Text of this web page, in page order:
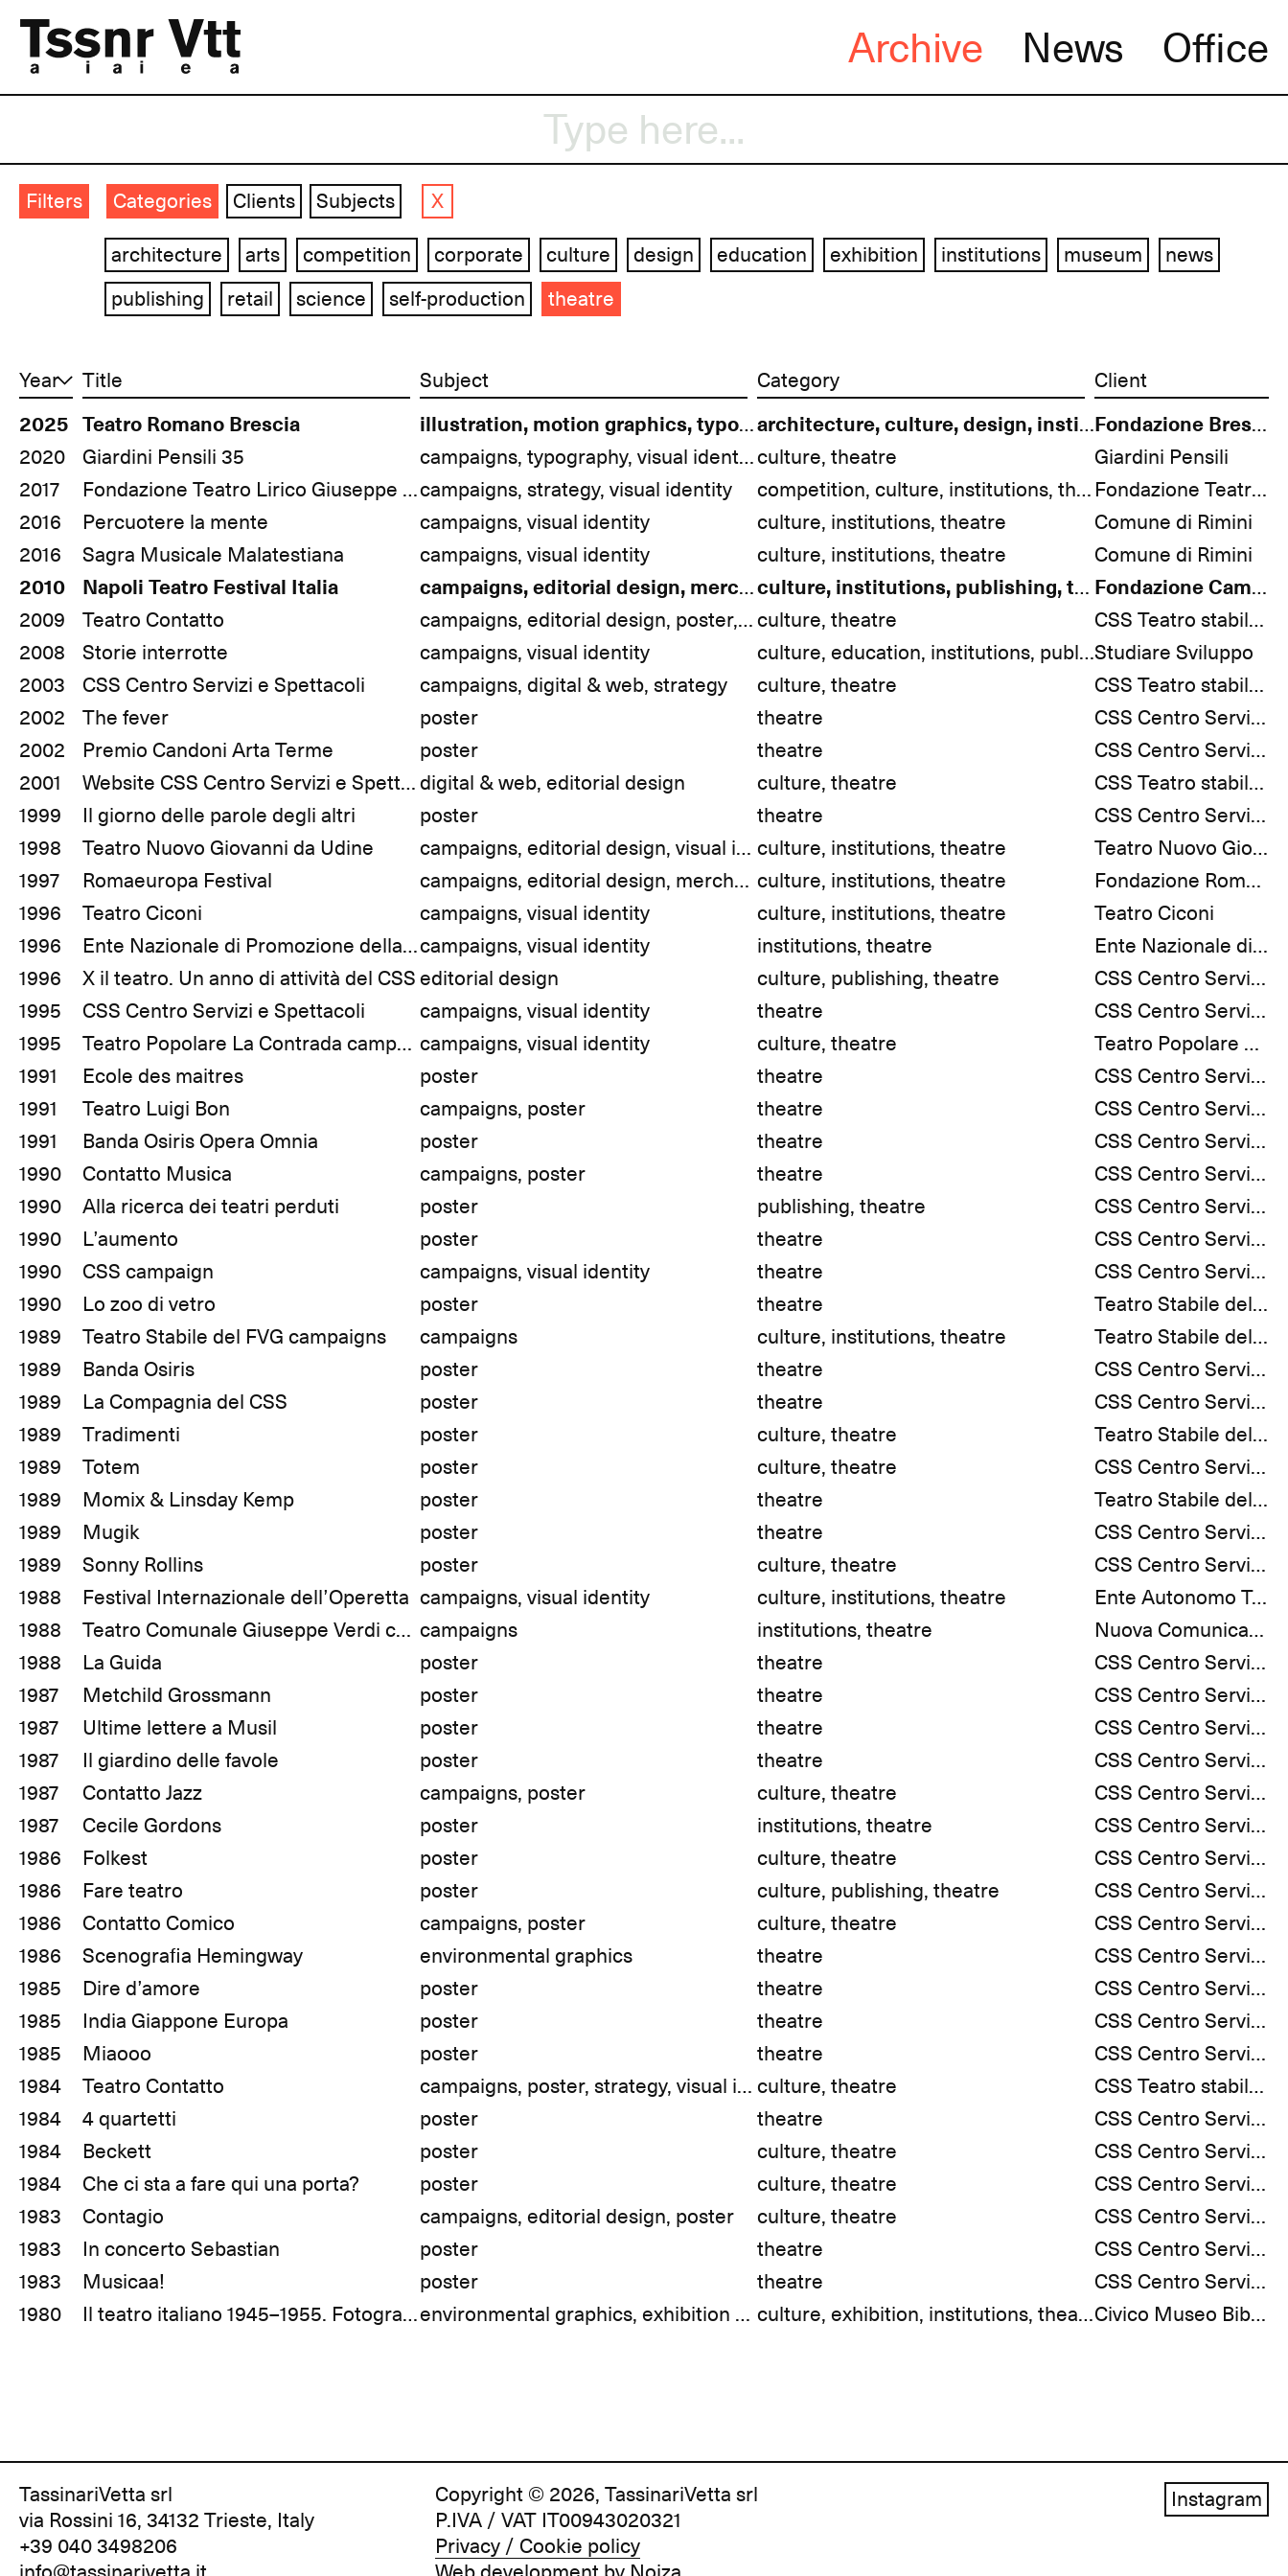
Archive News Office
Filters Categories Clients Subjects X
architecture arts competition corporate culture design education exhibition institutions museum
news
publishing
retail science self-production theatre
Year Title Subject Category Client
2025 Teatro Romano Brescia illustration, motion graphics, typography, visual identity architecture, culture, design, institutions, theatre
Fondazione Brescia Musei
2020
Giardini Pensili 35 campaigns, typography, visual identityculture, theatre
Giardini Pensili
2017
Fondazione Teatro Lirico Giuseppe Verdicampaigns, strategy, visual identity competition, culture, institutions, theatre
Fondazione Teatro Lirico Giuseppe Verdi
2016
Percuotere la mente campaigns, visual identity culture, institutions, theatre
Comune di Rimini
2016
Sagra Musicale Malatestiana campaigns, visual identity culture, institutions, theatre Comune di Rimini
2010 Napoli Teatro Festival Italia campaigns, editorial design, merchandise, strategy, visual identity culture, institutions, publishing, theatre
Fondazione Campania dei Festival
2009
Teatro Contatto campaigns, editorial design, poster, strategy, visual identityculture, theatre
CSS Teatro stabile di innovazione
2008
Storie interrotte campaigns, visual identity culture, education, institutions, publishing, theatreStudiare Sviluppo
2003
CSS Centro Servizi e Spettacoli campaigns, digital & web, strategy culture, theatre
CSS Teatro stabile di innovazione
2002
The fever poster theatre
CSS Centro Servizi e Spettacoli
2002
Premio Candoni Arta Terme poster theatre
CSS Centro Servizi e Spettacoli
2001
Website CSS Centro Servizi e Spettacolidigital & web, editorial design culture, theatre
CSS Teatro stabile di innovazione
1999
Il giorno delle parole degli altri poster theatre
CSS Centro Servizi e Spettacoli
1998
Teatro Nuovo Giovanni da Udine campaigns, editorial design, visual identity culture, institutions, theatre
Teatro Nuovo Giovanni da Udine
1997
Romaeuropa Festival campaigns, editorial design, merchandise, visual identity culture, institutions, theatre
Fondazione Romaeuropa Arte e Cultura
1996
Teatro Ciconi campaigns, visual identity culture, institutions, theatre
Teatro Ciconi
1996
Ente Nazionale di Promozione della Danzacampaigns, visual identity institutions, theatre
Ente Nazionale di Promozione della Danza
1996
X il teatro. Un anno di attività del CSSeditorial design culture, publishing, theatre
CSS Centro Servizi e Spettacoli
1995
CSS Centro Servizi e Spettacoli campaigns, visual identity theatre
CSS Centro Servizi e Spettacoli
1995
Teatro Popolare La Contrada campaigns campaigns, visual identity culture, theatre
Teatro Popolare La Contrada
1991
Ecole des maitres poster theatre
CSS Centro Servizi e Spettacoli
1991
Teatro Luigi Bon campaigns, poster theatre
CSS Centro Servizi e Spettacoli
1991
Banda Osiris Opera Omnia poster theatre
CSS Centro Servizi e Spettacoli
1990
Contatto Musica campaigns, poster theatre
CSS Centro Servizi e Spettacoli
1990
Alla ricerca dei teatri perduti poster publishing, theatre
CSS Centro Servizi e Spettacoli
1990
L’aumento poster theatre
CSS Centro Servizi e Spettacoli
1990
CSS campaign campaigns, visual identity theatre
CSS Centro Servizi e Spettacoli
1990
Lo zoo di vetro poster theatre
Teatro Stabile del Friuli Venezia Giulia
1989
Teatro Stabile del FVG campaigns campaigns culture, institutions, theatre
Teatro Stabile del Friuli Venezia Giulia
1989
Banda Osiris poster theatre
CSS Centro Servizi e Spettacoli
1989
La Compagnia del CSS poster theatre
CSS Centro Servizi e Spettacoli
1989
Tradimenti poster culture, theatre
Teatro Stabile del Friuli Venezia Giulia
1989
Totem poster culture, theatre
CSS Centro Servizi e Spettacoli
1989
Momix & Linsday Kemp poster theatre
Teatro Stabile del Friuli Venezia Giulia
1989
Mugik poster theatre
CSS Centro Servizi e Spettacoli
1989
Sonny Rollins poster culture, theatre
CSS Centro Servizi e Spettacoli
1988
Festival Internazionale dell’Operetta campaigns, visual identity culture, institutions, theatre
Ente Autonomo Teatro Verdi Trieste
1988
Teatro Comunale Giuseppe Verdi campaigns campaigns institutions, theatre
Nuova Comunicazione
1988
La Guida poster theatre
CSS Centro Servizi e Spettacoli
1987
Metchild Grossmann poster theatre
CSS Centro Servizi e Spettacoli
1987
Ultime lettere a Musil poster theatre
CSS Centro Servizi e Spettacoli
1987
Il giardino delle favole poster theatre
CSS Centro Servizi e Spettacoli
1987
Contatto Jazz campaigns, poster culture, theatre
CSS Centro Servizi e Spettacoli
1987
Cecile Gordons poster institutions, theatre
CSS Centro Servizi e Spettacoli
1986
Folkest poster culture, theatre
CSS Centro Servizi e Spettacoli
1986
Fare teatro poster culture, publishing, theatre
CSS Centro Servizi e Spettacoli
1986
Contatto Comico campaigns, poster culture, theatre
CSS Centro Servizi e Spettacoli
1986
Scenografia Hemingway environmental graphics theatre
CSS Centro Servizi e Spettacoli
1985
Dire d’amore poster theatre
CSS Centro Servizi e Spettacoli
1985
India Giappone Europa poster theatre
CSS Centro Servizi e Spettacoli
1985
Miaooo poster theatre
CSS Centro Servizi e Spettacoli
1984
Teatro Contatto campaigns, poster, strategy, visual identity culture, theatre
CSS Teatro stabile di innovazione
1984
4 quartetti poster theatre
CSS Centro Servizi e Spettacoli
1984
Beckett poster culture, theatre
CSS Centro Servizi e Spettacoli
1984
Che ci sta a fare qui una porta? poster culture, theatre
CSS Centro Servizi e Spettacoli
1983
Contagio campaigns, editorial design, poster culture, theatre
CSS Centro Servizi e Spettacoli
1983
In concerto Sebastian poster theatre
CSS Centro Servizi e Spettacoli
1983
Musicaa! poster theatre
CSS Centro Servizi e Spettacoli
1980
Il teatro italiano 1945–1955. Fotografie di Gastone Bosio environmental graphics, exhibition graphics, visual identity culture, exhibition, institutions, theatre Civico Museo Biblioteca dell’Attore del Teatro di Genova
TassinariVetta srl
via Rossini 16, 34132 Trieste, Italy
+39 040 3498206
Copyright © 2026, TassinariVetta srl
P.IVA / VAT IT00943020321
Privacy / Cookie policy
Instagram